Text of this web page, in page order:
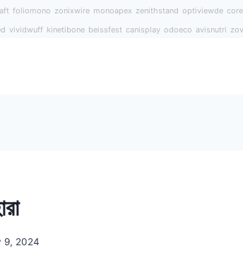
foliomono zonixwire monoapex zenithstand optiviewde
vividwuff kinetibone beissfest canisplay odoeco avisnutri
9, 2024